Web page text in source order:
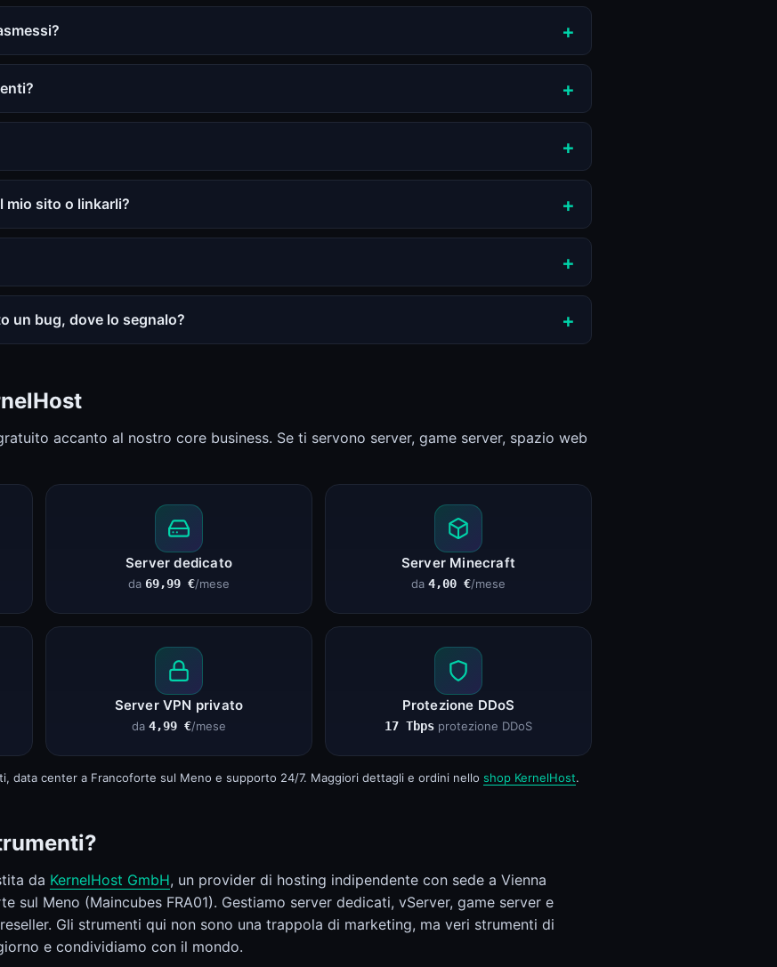
mio sito o linkarli?
un bug, dove lo segnalo?
accanto al nostro core business. Se ti servono server, game server, spazio web
Server dedicato
da 69,99 €/mese
Server Minecraft
da 4,00 €/mese
Server VPN privato
da 4,99 €/mese
Protezione DDoS
17 Tbps protezione DDoS
data center a Francoforte sul Meno e supporto 24/7. Maggiori dettagli e ordini nello shop KernelHost.
da KernelHost GmbH, un provider di hosting indipendente con sede a Vienna
sul Meno (Maincubes FRA01). Gestiamo server dedicati, vServer, game server e
Gli strumenti qui non sono una trappola di marketing, ma veri strumenti di
e condividiamo con il mondo.